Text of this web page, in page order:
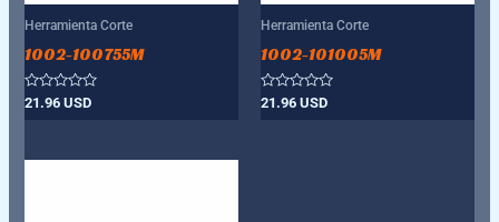
Herramienta Corte
1002-100755M
Valorado
21.96USD
Herramienta Corte
1002-101005M
Valorado
21.96 USD